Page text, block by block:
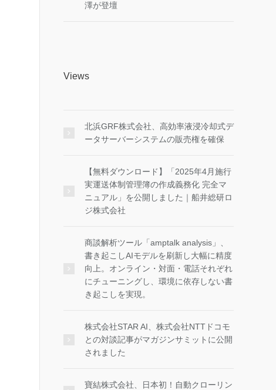
澤が登壇
Views
北浜GRF株式会社、高効率液浸冷却式デ
ータサーバーシステムの販売権を確保
【無料ダウンロード】「2025年4月施行
実運送体制管理簿の作成義務化 完全マ
ニュアル」を公開しました｜船井総研ロ
ジ株式会社
商談解析ツール「amptalk analysis」、
書き起こしAIモデルを刷新し大幅に精度
向上。オンライン・対面・電話それぞれ
にチューニングし、環境に依存しない書
き起こしを実現。
株式会社STAR AI、株式会社NTTドコモ
との対談記事がマガジンサミットに公開
されました
寶結株式会社、日本初！自動クローリン